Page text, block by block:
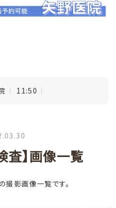
11:50
査】画像一覧
撮影画像一覧です。